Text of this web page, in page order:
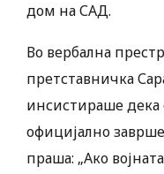
дом на САД.
Во вербална
претставничка
инсистираше дека
официјално
праша: „Ако